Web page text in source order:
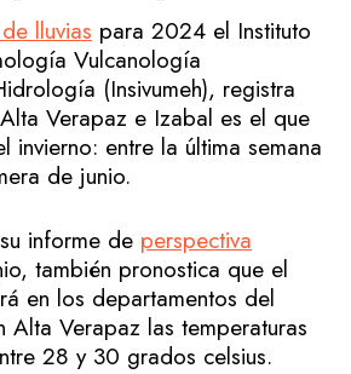
lluvias para 2024 el Instituto
Vulcanología
(Insivumeh), registra
Verapaz e Izabal es el que
invierno: entre la última semana
de junio.
informe de perspectiva
también pronostica que el
en los departamentos del
Alta Verapaz las temperaturas
28 y 30 grados celsius.